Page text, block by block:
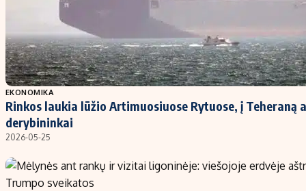
EKONOMIKA
Rinkos laukia lūžio Artimuosiuose Rytuose, į Teheraną
derybininkai
2026-05-25